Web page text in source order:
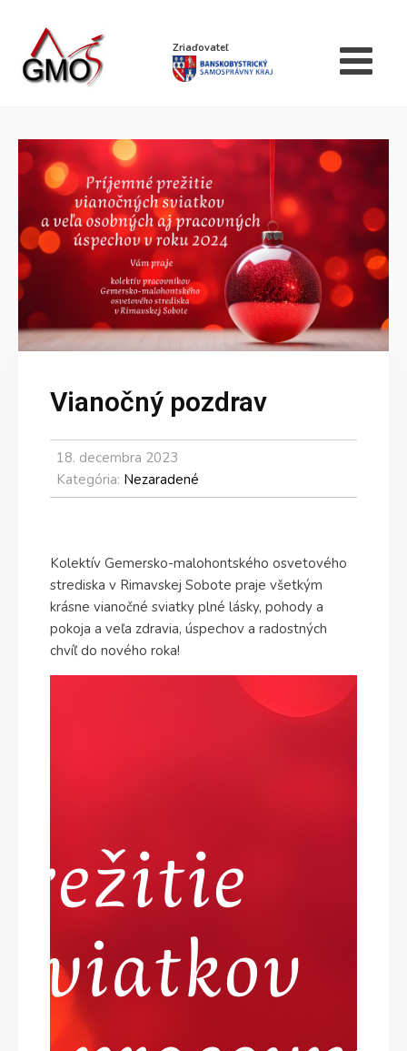
Zriaďovateľ
Vianočný pozdrav
18. decembra 2023
Kategória: Nezaradené
Kolektív Gemersko-malohontského osvetového
strediska v Rimavskej Sobote praje všetkým
krásne vianočné sviatky plné lásky, pohody a
pokoja a veľa zdravia, úspechov a radostných
chvíľ do nového roka!